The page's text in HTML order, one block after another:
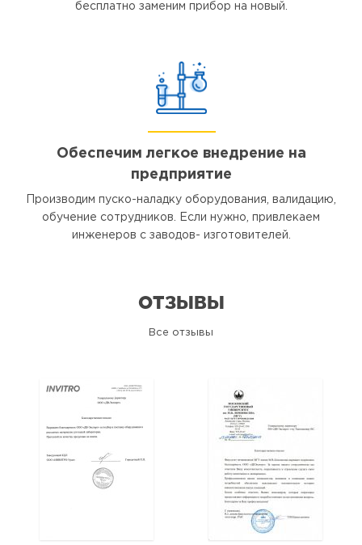
бесплатно заменим прибор на новый.
Обеспечим легкое внедрение на
предприятие
Производим пуско-наладку оборудования, валидацию,
обучение сотрудников. Если нужно, привлекаем
инженеров с заводов- изготовителей.
ОТЗЫВЫ
Все отзывы